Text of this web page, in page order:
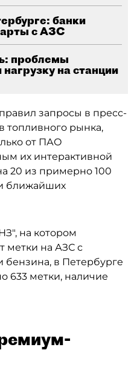
банки
с АЗС
проблемы
на станции
запросы в пресс-
топливного рынка,
от ПАО
их интерактивной
20 из примерно 100
ближайших
на котором
метки на АЗС с
в Петербурге
633 метки, наличие